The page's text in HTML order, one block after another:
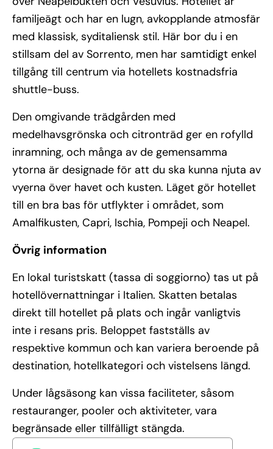
familjeägt och har en lugn, avkopplande atmosfär
med klassisk, syditaliensk stil. Här bor du i en
stillsam del av Sorrento, men har samtidigt enkel
tillgång till centrum via hotellets kostnadsfria
shuttle-buss.
Den omgivande trädgården med
medelhavsgrönska och citronträd ger en rofylld
inramning, och många av de gemensamma
ytorna är designade för att du ska kunna njuta av
vyerna över havet och kusten. Läget gör hotellet
till en bra bas för utflykter i området, som
Amalfikusten, Capri, Ischia, Pompeji och Neapel.
Övrig information
En lokal turistskatt (tassa di soggiorno) tas ut på
hotellövernattningar i Italien. Skatten betalas
direkt till hotellet på plats och ingår vanligtvis
inte i resans pris. Beloppet fastställs av
respektive kommun och kan variera beroende på
destination, hotellkategori och vistelsens längd.
Under lågsäsong kan vissa faciliteter, såsom
restauranger, pooler och aktiviteter, vara
begränsade eller tillfälligt stängda.